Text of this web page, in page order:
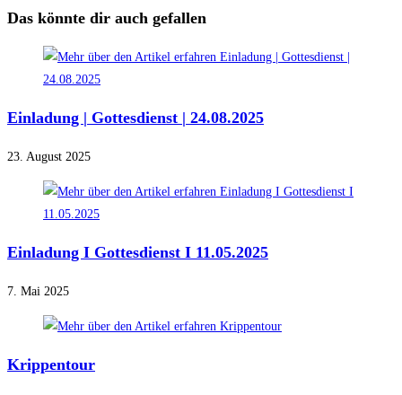
Das könnte dir auch gefallen
Einladung | Gottesdienst | 24.08.2025
23. August 2025
Einladung I Gottesdienst I 11.05.2025
7. Mai 2025
Krippentour